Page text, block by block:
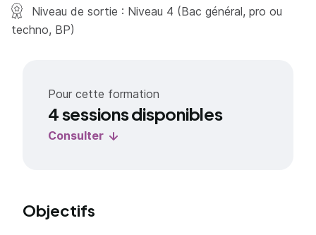
Niveau de sortie : Niveau 4 (Bac général, pro ou
techno, BP)
Pour cette formation
4 sessions disponibles
Consulter
Objectifs